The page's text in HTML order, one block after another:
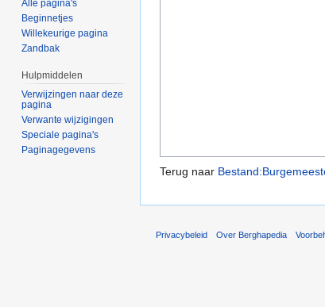
Terug naar
Alle pagina's
Beginnetjes
Willekeurige pagina
Zandbak
Hulpmiddelen
Verwijzingen naar deze
pagina
Verwante wijzigingen
Speciale pagina's
Paginagegevens
Privacybeleid Over Berghapedia